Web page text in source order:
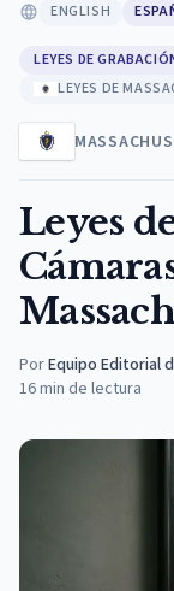
ENGLISH
LEYES DE
LEYES DE
Leyes
PorEquipo Editorial
16min de lectura